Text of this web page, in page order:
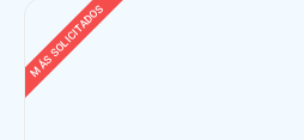
MÁS SOLICITADOS